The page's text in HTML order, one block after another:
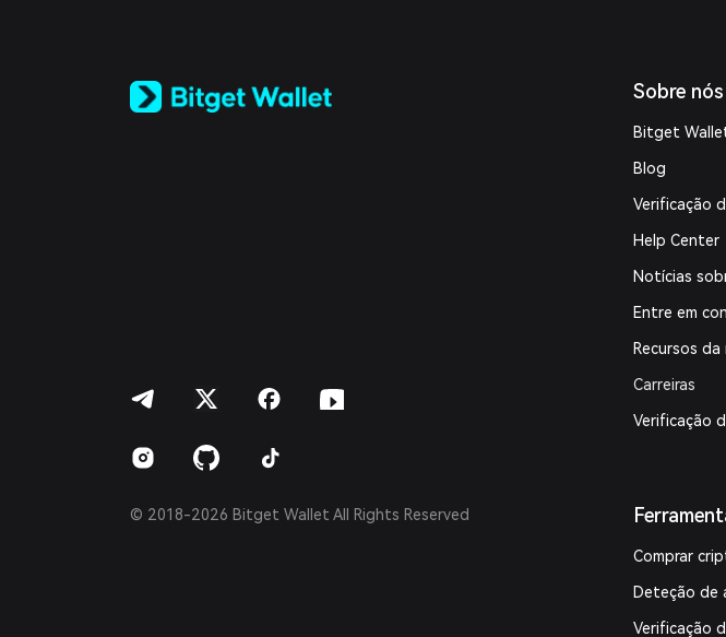
Español (Latinoamérica)
© 2018-2026 Bitget Wallet All Rights Reserved
Sobre nós
Bitget
Blog
Verificação
Help Center
Notícias
Entre em
Recursos da
Carreiras
Verificação
Comprar
Deteção de
Verificação